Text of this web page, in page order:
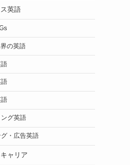
英語
の英語
グ英語
・広告英語
ャリア